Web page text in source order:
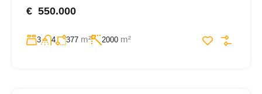
€ 550.000
3 4 377 m² 2000 m²